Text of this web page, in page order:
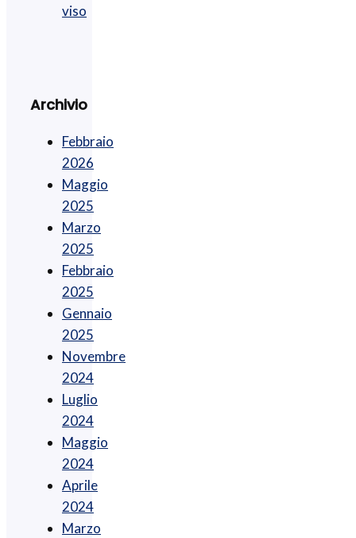
viso
Archivio
Febbraio
2026
Maggio
2025
Marzo
2025
Febbraio
2025
Gennaio
2025
Novembre
2024
Luglio
2024
Maggio
2024
Aprile
2024
Marzo